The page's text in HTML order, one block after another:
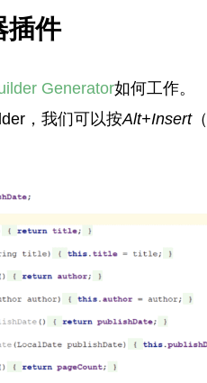
插件
Generator如何工作。
，我们可以按Alt+Insert